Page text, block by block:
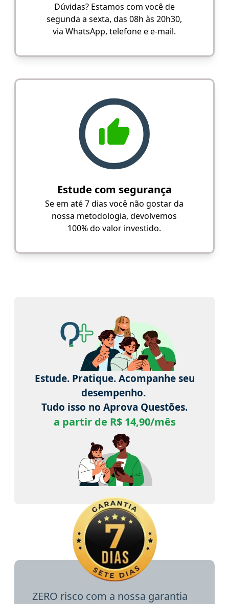
Dúvidas? Estamos com você de
segunda a sexta, das 08h às 20h30,
via WhatsApp, telefone e e-mail.
Estude com segurança
Se em até 7 dias você não gostar da
nossa metodologia, devolvemos
100% do valor investido.
Estude. Pratique. Acompanhe seu
desempenho.
Tudo isso no Aprova Questões.
a partir de R$ 14,90/mês
ZERO risco com a nossa garantia